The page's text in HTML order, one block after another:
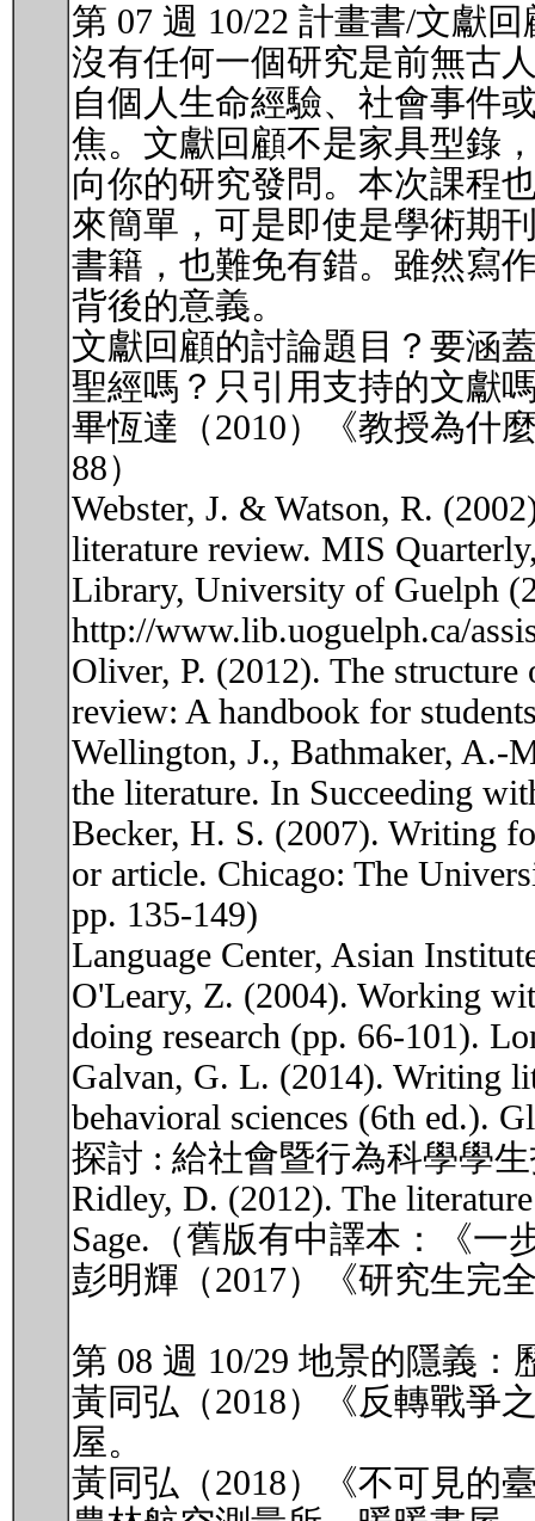
第 07 週 10/22 計畫書/文獻
沒有任何一個研究是前無古
自個人生命經驗、社會事件
焦。文獻回顧不是家具型錄
向你的研究發問。本次課程
來簡單，可是即使是學術期
書籍，也難免有錯。雖然寫
背後的意義。
文獻回顧的討論題目？要涵
聖經嗎？只引用支持的文獻
畢恆達（2010）《教授為什
88）
Webster, J. & Watson, R.
literature review. MIS
Library, University of Guelph
http://www.lib.uoguelph.ca/
Oliver, P. (2012). The
review: A handbook for
Wellington, J., Bathmaker, A.-
the literature. In Succeeding
Becker, H. S. (2007). Writing
or article. Chicago: The
pp. 135-149)
Language Center, Asian
O'Leary, Z. (2004). Working
doing research (pp. 66-101).
Galvan, G. L. (2014). Writing
behavioral sciences (6th ed.).
探討 : 給社會暨行為科學學
Ridley, D. (2012). The
Sage.（舊版有中譯本：《一
彭明輝（2017）《研究生完
第 08 週 10/29 地景的隱義
黃同弘（2018）《反轉戰爭
屋。
黃同弘（2018）《不可見的